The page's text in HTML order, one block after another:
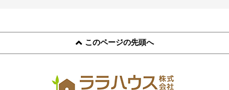
来店予約
このページの先頭へ